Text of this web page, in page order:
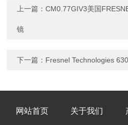
上一篇：CM0.77GIV3美国
镜
下一篇： Fresnel Technologies
网站首页 关于我们